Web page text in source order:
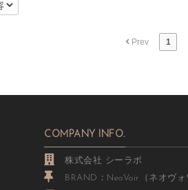
Prev 1
COMPANY INFO.
株式会社 シーラボ
BRAND：NeoVoir（ネオヴォ